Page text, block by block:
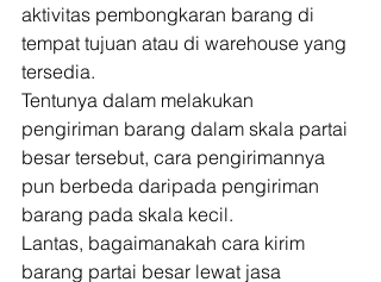
aktivitas pembongkaran barang di
tempat tujuan atau di warehouse yang
tersedia.
Tentunya dalam melakukan
pengiriman barang dalam skala partai
besar tersebut, cara pengirimannya
pun berbeda daripada pengiriman
barang pada skala kecil.
Lantas, bagaimanakah cara kirim
barang partai besar lewat jasa